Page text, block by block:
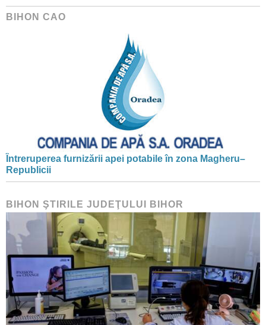
BIHON CAO
Întreruperea furnizării apei potabile în zona Magheru–
Republicii
BIHON ŞTIRILE JUDEŢULUI BIHOR